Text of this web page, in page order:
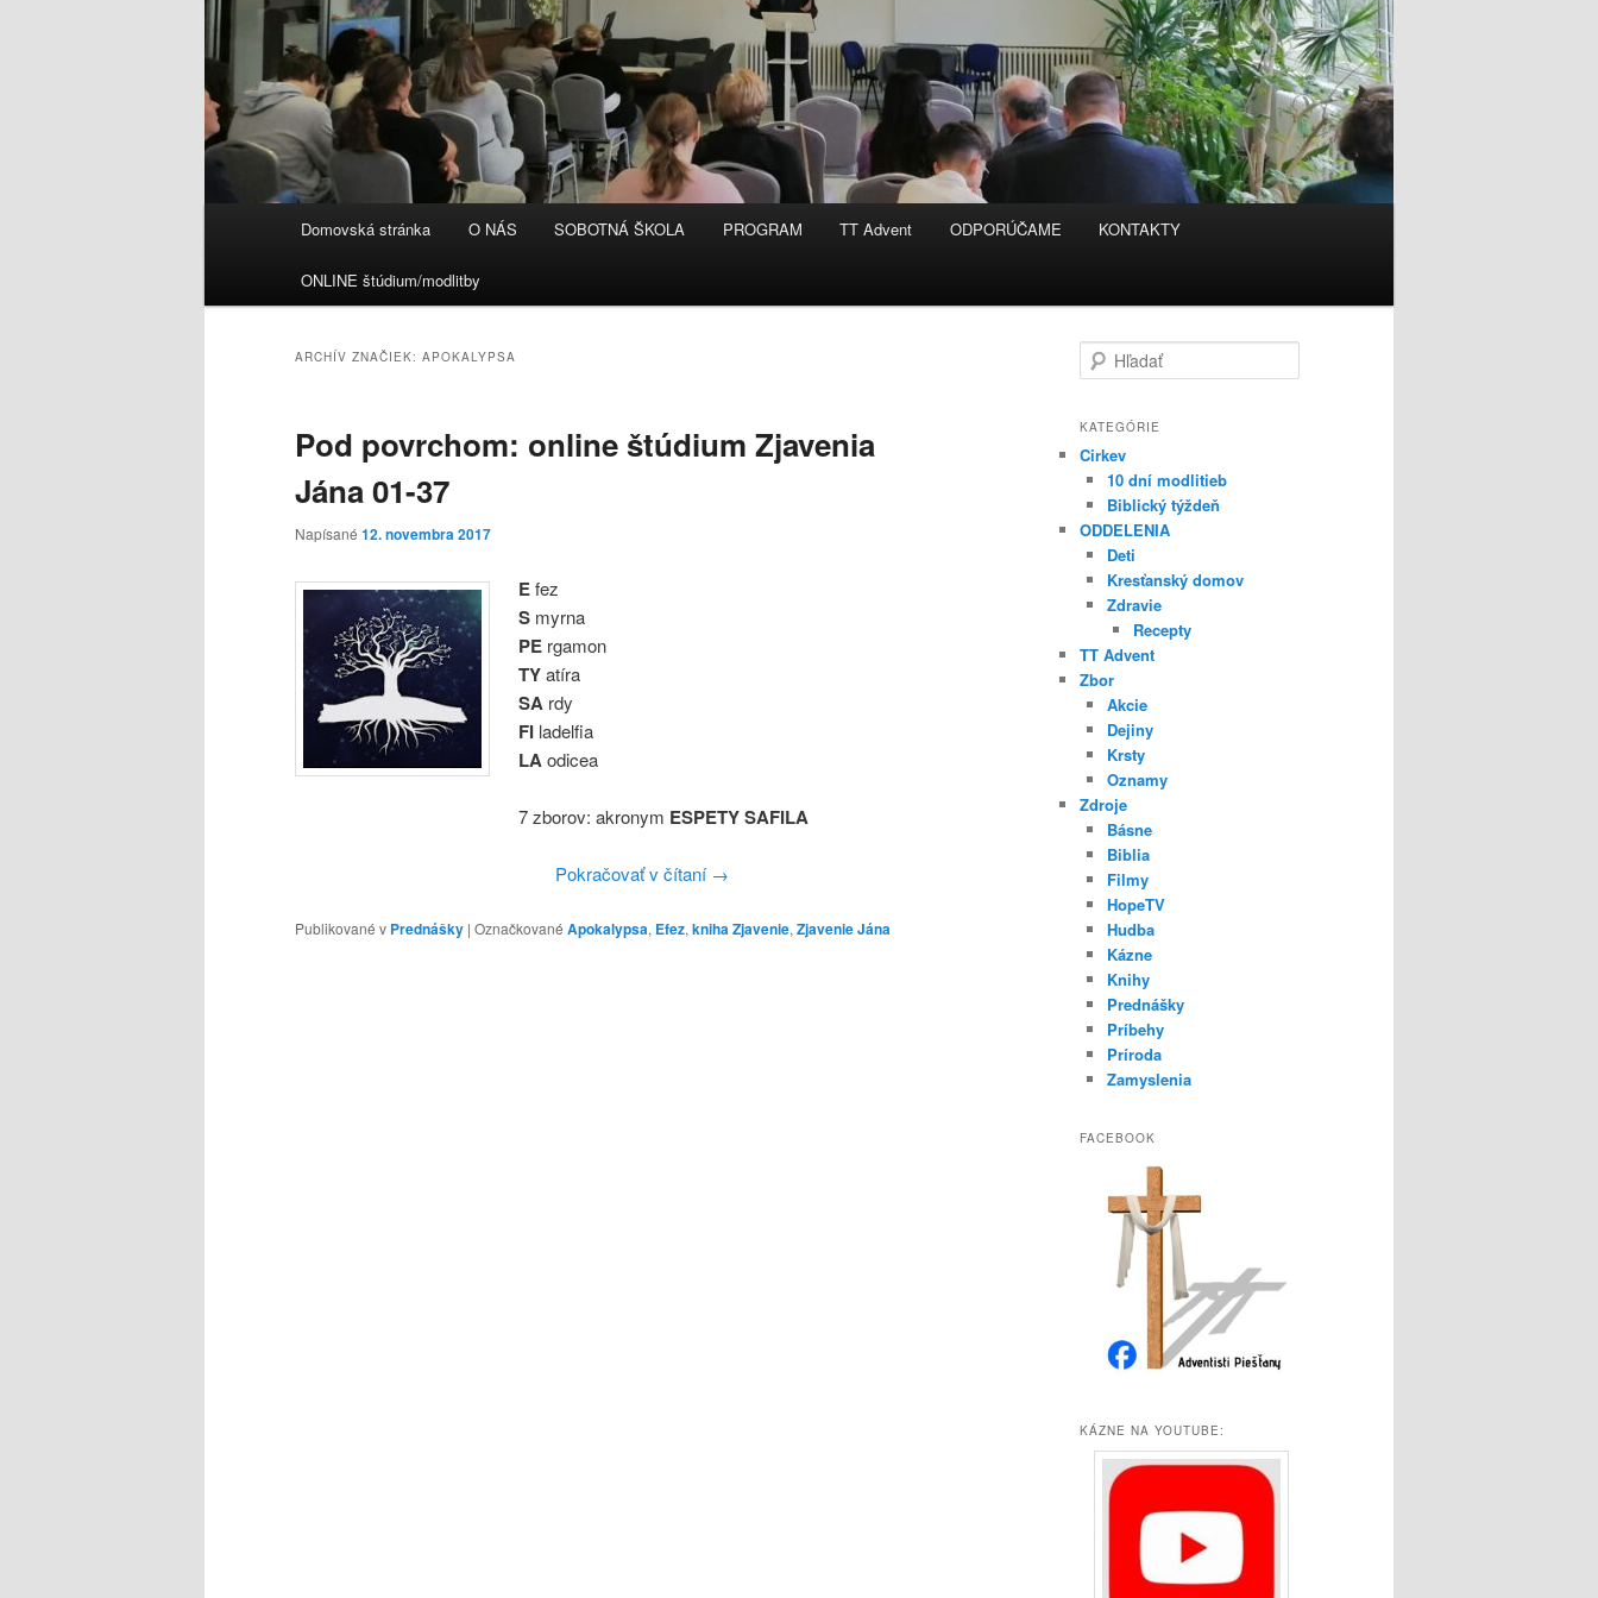
Domovská stránka O NÁS SOBOTNÁ ŠKOLA PROGRAM TT Advent ODPORÚČAME KONTAKTY
ONLINE štúdium/modlitby
ARCHÍV ZNAČIEK: APOKALYPSA
Pod povrchom: online štúdium Zjavenia
Jána 01-37
Napísané 12. novembra 2017
Efez
S myrna
PE rgamon
TYatíra
SA rdy
FI ladelfia
LAodicea
7 zborov: akronym ESPETY SAFILA
Pokračovať v čítaní →
Publikované v Prednášky | Označkované Apokalypsa, Efez, kniha Zjavenie, Zjavenie Jána
ľ
d
ť
KATEGÓRIE
Cirkev
10 dní modlitieb
Biblický týždeň
ODDELENIA
Deti
Kresťanský domov
Zdravie
Recepty
TT Advent
Zbor
Akcie
Dejiny
Krsty
Oznamy
Zdroje
Básne
Biblia
Filmy
HopeTV
Hudba
Kázne
Knihy
Prednášky
Príbehy
Príroda
Zamyslenia
FACEBOOK
KÁZNE NA YOUTUBE: